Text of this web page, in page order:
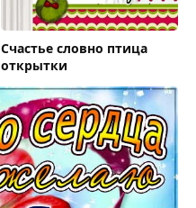
Счастье словно птица
открытки